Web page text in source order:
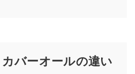
バーオールの違い